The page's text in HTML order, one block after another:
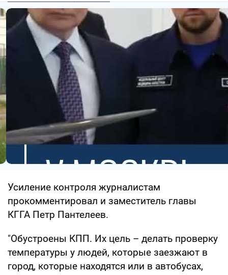
Усиление контроля журналистам
прокомментировал и заместитель главы
КГГА Петр Пантелеев.
"Обустроены КПП. Их цель – делать проверку
температуры у людей, которые заезжают в
город, которые находятся или в автобусах,